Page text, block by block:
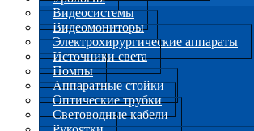
Видеосистемы
Видеомониторы
Электрохирургические аппараты
Источники света
Помпы
Аппаратные стойки
Оптические трубки
Световодные кабели